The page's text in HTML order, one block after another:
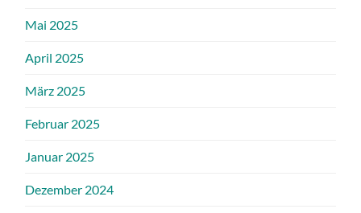
Mai 2025
April 2025
März 2025
Februar 2025
Januar 2025
Dezember 2024